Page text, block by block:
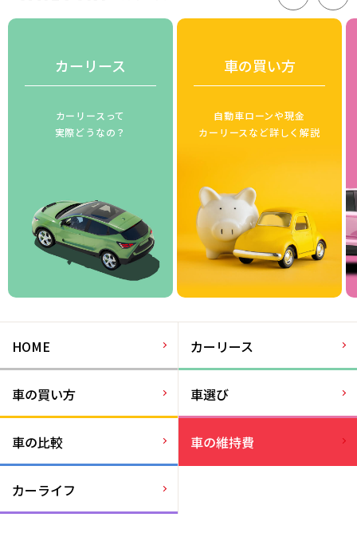
カーリース
カーリースって
実際どうなの？
車の買い方
自動車ローンや現金
カーリースなど詳しく解説
HOME カーリース
車の買い方 車選び
車の比較 車の維持費
カーライフ